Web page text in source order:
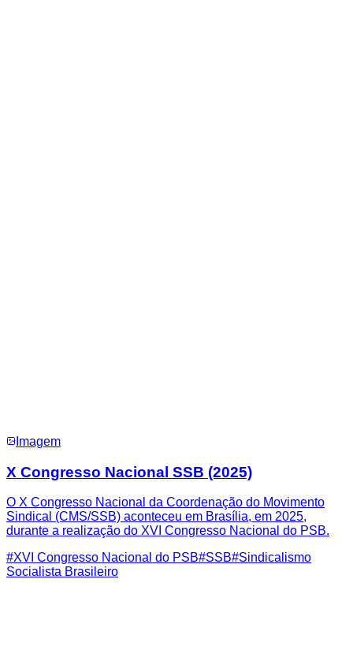
Imagem
X Congresso Nacional SSB (2025)
O X Congresso Nacional da Coordenação do Movimento
Sindical (CMS/SSB) aconteceu em Brasília, em 2025,
durante a realização do XVI Congresso Nacional do PSB.
#XVI Congresso Nacional do PSB#SSB#Sindicalismo
Socialista Brasileiro